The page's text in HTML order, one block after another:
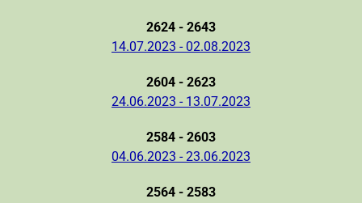
2624 - 2643
14.07.2023 - 02.08.2023
2604 - 2623
24.06.2023 - 13.07.2023
2584 - 2603
04.06.2023 - 23.06.2023
2564 - 2583